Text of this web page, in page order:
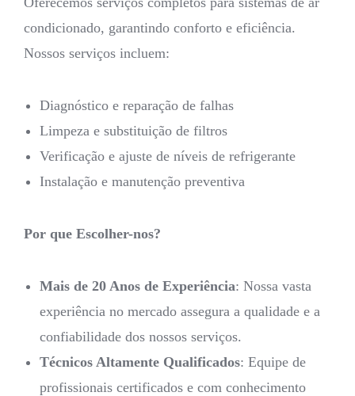
condicionado, garantindo conforto e eficiência.
Nossos serviços incluem:
Diagnóstico e reparação de falhas
Limpeza e substituição de filtros
Verificação e ajuste de níveis de refrigerante
Instalação e manutenção preventiva
Por que Escolher-nos?
Mais de 20 Anos de Experiência: Nossa vasta
experiência no mercado assegura a qualidade e a
confiabilidade dos nossos serviços.
Técnicos Altamente Qualificados: Equipe de
profissionais certificados e com conhecimento